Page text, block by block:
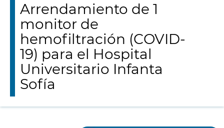
Arrendamiento de 1
monitor de
hemofiltración (COVID-
19) para el Hospital
Universitario Infanta
Sofía